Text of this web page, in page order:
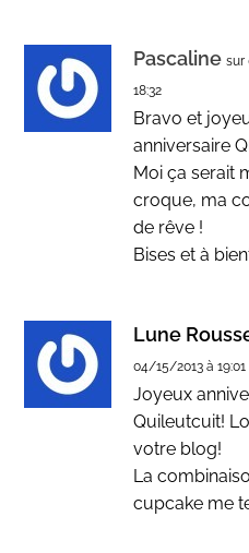
Pascaline sur
18:32
Bravo et
anniversaire
Moi ça serait
croque, ma
de rêve !
Bises et à
Lune
04/15/2013 à 19:01
Joyeux
Quileutcuit!
votre blog!
La
cupcake me